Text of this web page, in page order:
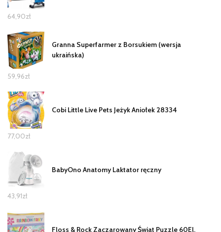
64,90zł
Granna Superfarmer z Borsukiem (wersja
ukraińska)
59,96zł
Cobi Little Live Pets Jeżyk Aniołek 28334
77,00zł
BabyOno Anatomy Laktator ręczny
43,91zł
Floss & Rock Zaczarowany Świat Puzzle 60El.